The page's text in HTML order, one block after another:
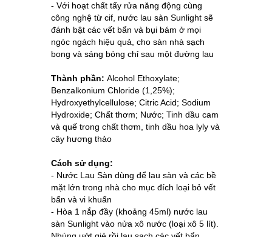
- Với hoạt chất tẩy rửa năng động cùng
công nghệ từ cif, nước lau sàn Sunlight sẽ
đánh bật các vết bẩn và bụi bám ở mọi
ngóc ngách hiệu quả, cho sàn nhà sạch
bong và sáng bóng chỉ sau một đường lau
Thành phần: Alcohol Ethoxylate;
Benzalkonium Chloride (1,25%);
Hydroxyethylcellulose; Citric Acid; Sodium
Hydroxide; Chất thơm; Nước; Tinh dầu cam
và quế trong chất thơm, tinh dầu hoa lyly và
cây hương thảo
Cách sử dụng:
- Nước Lau Sàn dùng để lau sàn và các bề
mặt lớn trong nhà cho mục đích loại bỏ vết
bẩn và vi khuẩn
- Hòa 1 nắp đầy (khoảng 45ml) nước lau
sàn Sunlight vào nửa xô nước (loại xô 5 lít).